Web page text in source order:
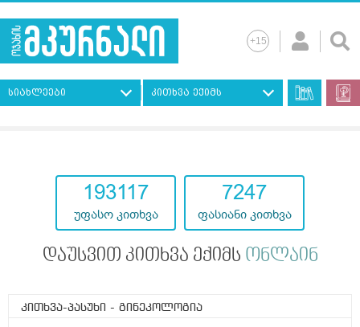
სიახლეები კითხვა ექიმს
193117
უფასო კითხვა
7247
ფასიანი კითხვა
დაუსვით კითხვა ექიმს ონლაინ
კითხვა-პასუხი - გინეკოლოგია